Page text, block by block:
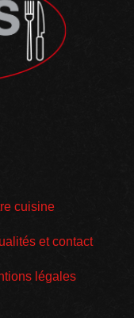
cuisine
et contact
légales